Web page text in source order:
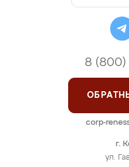
г.
ул.
8 (800)
corp-